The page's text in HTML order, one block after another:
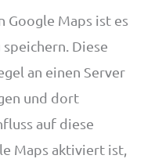
Google Maps ist es
Diese
an einen Server
und dort
auf diese
Maps aktiviert ist,